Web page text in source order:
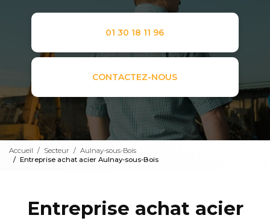
01 30 18 11 96
CONTACTEZ-NOUS
Accueil Secteur
Aulnay-sous-Bois
Entreprise achat acier Aulnay-sous-Bois
Entreprise achat acier